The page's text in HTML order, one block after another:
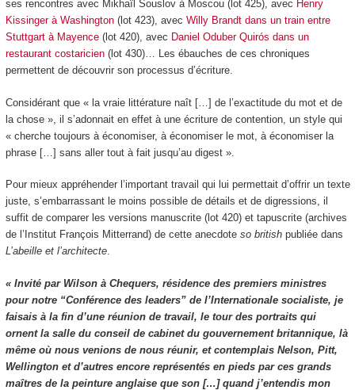
ses rencontres avec Mikhaïl Souslov à Moscou (lot 425), avec Henry
Kissinger à Washington(lot 423), avec Willy Brandt dans un train entre
Stuttgart à Mayence(lot 420), avec Daniel Oduber Quirós dans un
restaurant costaricien(lot 430)… Les ébauches de ces chroniques
permettent de découvrir son processus d’écriture.
Considérant que « la vraie littérature naît […] de l’exactitude du mot et de
la chose », il s’adonnait en effet à une écriture de contention, un style qui
« cherche toujours à économiser, à économiser le mot, à économiser la
phrase […] sans aller tout à fait jusqu’au digest ».
Pour mieux appréhender l’important travail qui lui permettait d’offrir un texte
juste, s’embarrassant le moins possible de détails et de digressions, il
suffit de comparer les versions manuscrite (lot 420) et tapuscrite (archives
de l’Institut François Mitterrand) de cette anecdote so britishpubliée dans
L’abeille et l’architecte.
« Invité par Wilson à Chequers, résidence des premiers ministres
pour notre “Conférence des leaders” de l’Internationale socialiste, je
faisais à la fin d’une réunion de travail, le tour des portraits qui
ornent la salle du conseil de cabinet du gouvernement britannique, là
même où nous venions de nous réunir, et contemplais Nelson, Pitt,
Wellington et d’autres encore représentés en pieds par ces grands
maîtres de la peinture anglaise que son […] quand j’entendis mon